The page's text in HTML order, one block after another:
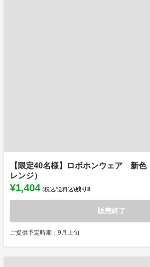
【限定40名様】ロボホンウェア 新
レンジ）
¥1,404 (税込/送料込)残り8
販売終了
ご提供予定時期：9月上旬